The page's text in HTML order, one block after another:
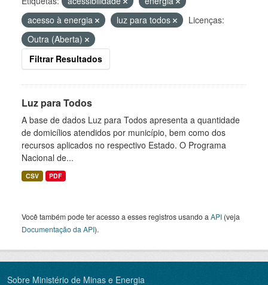
acesso à energia
luz para todos
Licenças:
Outra (Aberta)
Filtrar Resultados
Luz para Todos
A base de dados Luz para Todos apresenta a quantidade
de domicílios atendidos por município, bem como dos
recursos aplicados no respectivo Estado. O Programa
Nacional de...
CSV PDF
Você também pode ter acesso a esses registros usando a API (veja
Documentação da API).
Sobre Ministério de Minas e Energia